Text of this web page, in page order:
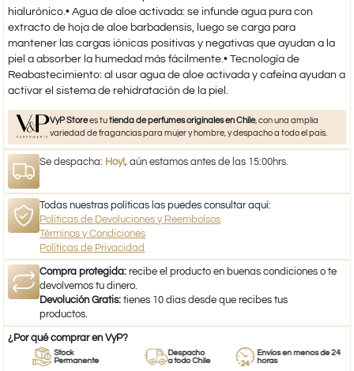
hialurónico.• Agua de aloe activada: se infunde agua pura con
extracto de hoja de aloe barbadensis, luego se carga para
mantener las cargas iónicas positivas y negativas que ayudan a la
piel a absorber la humedad más fácilmente.• Tecnología de
Reabastecimiento: al usar agua de aloe activada y cafeína ayudan a
activar el sistema de rehidratación de la piel.
VyP Storees tutienda de perfumes originales en Chile, con una amplia
variedad de fragancias para mujer y hombre, y despacho a todo el país.
Se despacha: Hoy!, aún estamos antes de las 15:00hrs.
Todas nuestras políticas las puedes consultar aquí:
Políticas de Devoluciones y Reembolsos
Términos y Condiciones
Políticas de Privacidad
Compra protegida: recibe el producto en buenas condiciones o te
devolvemos tu dinero.
Devolución Gratis: tienes 10 días desde que recibes tus
productos.
¿Por qué comprar en VyP?
Stock
Permanente
Despacho
a todo Chile
Envíos en menos de 24
horas